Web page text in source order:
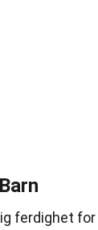
ferdighet